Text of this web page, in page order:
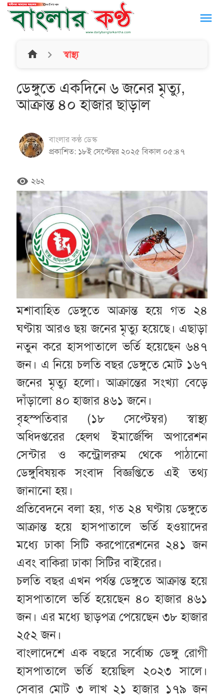
menu
home স্বাস্থ্য
ডেঙ্গুতে একদিনে ৬ জনের মৃত্যু,
আক্রান্ত ৪০ হাজার ছাড়াল
বাংলার কণ্ঠ ডেস্ক
প্রকাশিত: ১৮ই সেপ্টেম্বর ২০২৫ বিকাল ০৫:৪৭
remove_red_eye ২৬২
মশাবাহিত ডেঙ্গুতে আক্রান্ত হয়ে গত ২৪
ঘণ্টায় আরও ছয় জনের মৃত্যু হয়েছে। এছাড়া
নতুন করে হাসপাতালে ভর্তি হয়েছেন ৬৪৭
জন। এ নিয়ে চলতি বছর ডেঙ্গুতে মোট ১৬৭
জনের মৃত্যু হলো। আক্রান্তের সংখ্যা বেড়ে
দাঁড়ালো ৪০ হাজার ৪৬১ জনে।
বৃহস্পতিবার (১৮ সেপ্টেম্বর) স্বাস্থ্য
অধিদপ্তরের হেলথ ইমার্জেন্সি অপারেশন
সেন্টার ও কন্ট্রোলরুম থেকে পাঠানো
ডেঙ্গুবিষয়ক সংবাদ বিজ্ঞপ্তিতে এই তথ্য
জানানো হয়।
প্রতিবেদনে বলা হয়, গত ২৪ ঘণ্টায় ডেঙ্গুতে
আক্রান্ত হয়ে হাসপাতালে ভর্তি হওয়াদের
মধ্যে ঢাকা সিটি করপোরেশনের ২৪১ জন
এবং বাকিরা ঢাকা সিটির বাইরের।
চলতি বছর এখন পর্যন্ত ডেঙ্গুতে আক্রান্ত হয়ে
হাসপাতালে ভর্তি হয়েছেন ৪০ হাজার ৪৬১
জন। এর মধ্যে ছাড়পত্র পেয়েছেন ৩৮ হাজার
২৫২ জন।
বাংলাদেশে এক বছরে সর্বোচ্চ ডেঙ্গু রোগী
হাসপাতালে ভর্তি হয়েছিল ২০২৩ সালে।
সেবার মোট ৩ লাখ ২১ হাজার ১৭৯ জন